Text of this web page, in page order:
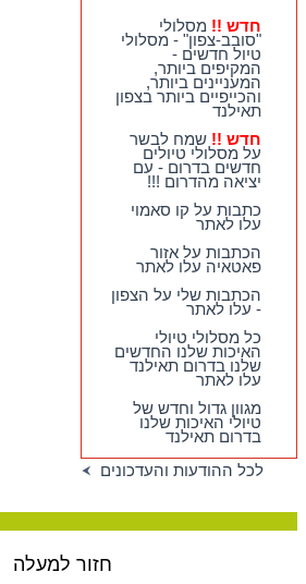
מסלולים כייפיים
וחווייתיים לנופשים
בהואה הין !!
חדש !!מסלולי
"סובב-צפון" - מסלולי
טיול חדשים - המקיפים
ביותר, המעניינים
ביותר, והכייפיים ביותר
בצפון תאילנד
חדש !! שמח לבשר על
מסלולי טיולים חדשים
בדרום - עם יציאה
מהדרום !!!
חדש !! מסלולי
"סובב-צפון" - מסלולי
טיול חדשים -
המקיפים ביותר,
המעניינים ביותר,
והכייפיים ביותר בצפון
תאילנד
חדש !! שמח לבשר
על מסלולי טיולים
חדשים בדרום - עם
יציאה מהדרום !!!
כתבות על קו סאמוי
עלו לאתר
הכתבות על אזור
פאטאיה עלו לאתר
הכתבות שלי על הצפון
- עלו לאתר
כל מסלולי טיולי
האיכות שלנו החדשים
שלנו בדרום תאילנד
עלו לאתר
מגוון גדול וחדש של
טיולי האיכות שלנו
בדרום תאילנד
לכל ההודעות והעדכונים
חזור למעלה